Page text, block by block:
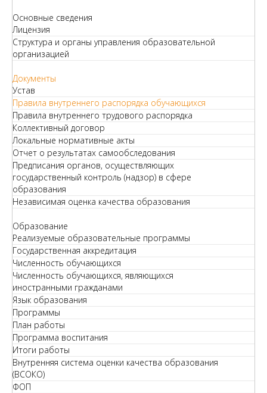
Основные сведения
Лицензия
Структура и органы управления образовательной
организацией
Документы
Устав
Правила внутреннего распорядка обучающихся
Правила внутреннего трудового распорядка
Коллективный договор
Локальные нормативные акты
Отчет о результатах самообследования
Предписания органов, осуществляющих
государственный контроль (надзор) в сфере
образования
Независимая оценка качества образования
Образование
Реализуемые образовательные программы
Государственная аккредитация
Численность обучающихся
Численность обучающихся, являющихся
иностранными гражданами
Язык образования
Программы
План работы
Программа воспитания
Итоги работы
Внутренняя система оценки качества образования
(ВСОКО)
ФОП